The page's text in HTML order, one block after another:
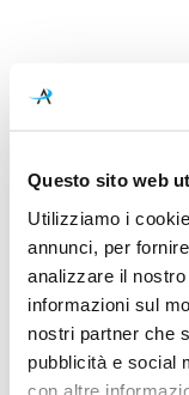
Questo sito web
Utilizziamo i
annunci, per
analizzare il
informazioni sul
nostri partner che
pubblicità e social
con altre
Caratteristiche
Mirco Crosatto, 2019
Sorgente luminosa
Led
Lampadina
Integrata